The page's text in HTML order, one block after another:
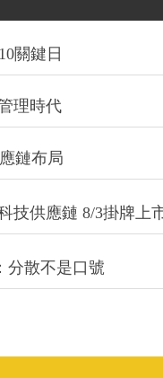
關鍵日
理時代
鏈布局
技供應鏈 8/3掛牌上
分散不是口號